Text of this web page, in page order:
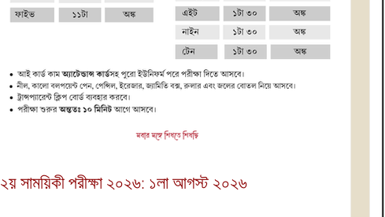
২য় সাময়িকী পরীক্ষা ২০২৬: ১লা আগস্ট ২০২৬